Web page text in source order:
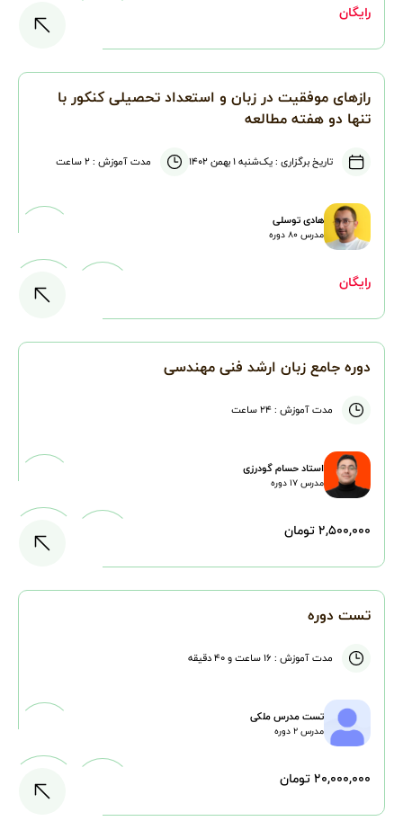
رایگان
رازهای موفقیت در زبان و استعداد تحصیلی کنکور با
تنها دو هفته مطالعه
تاریخ برگزاری :یک‌شنبه ۱ بهمن ۱۴۰۲ مدت آموزش :۲ ساعت
هادی توسلی
مدرس۸۰دوره
رایگان
دوره جامع زبان ارشد فنی مهندسی
مدت آموزش :۲۴ ساعت
استاد حسام گودرزی
مدرس۱۷دوره
۲,۵۰۰,۰۰۰ تومان
تست دوره
مدت آموزش : ۱۶ ساعت و ۴۰ دقیقه
تست مدرس ملکی
مدرس۲دوره
۲۰,۰۰۰,۰۰۰ تومان